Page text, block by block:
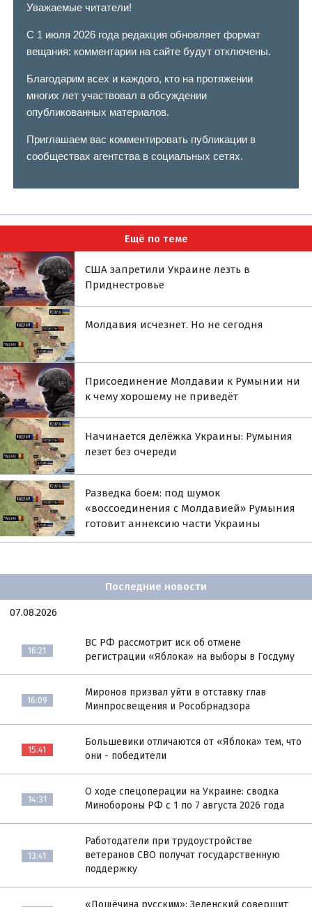
Уважаемые читатели!
С 1 июля 2026 года редакция обновляет формат
вещания: комментарии на сайте будут отключены.
Благодарим всех и каждого, кто на протяжении
многих лет участвовал в обсуждении
опубликованных материалов.
Приглашаем вас комментировать публикации в
сообществах агентства в социальных сетях.
Ещё по теме
США запретили Украине лезть в
Приднестровье
Молдавия исчезнет. Но не сегодня
Присоединение Молдавии к Румынии ни
к чему хорошему не приведёт
Начинается делёжка Украины: Румыния
лезет без очереди
Разведка боем: под шумок
«воссоединения с Молдавией» Румыния
готовит аннексию части Украины
Последние новости
07.08.2026
16:21
ВС РФ рассмотрит иск об отмене
регистрации «Яблока» на выборы в Госдуму
16:09
Миронов призвал уйти в отставку глав
Минпросвещения и Рособрнадзора
15:41
Большевики отличаются от «Яблока» тем, что
они - победители
14:31
О ходе спецоперации на Украине: сводка
Минобороны РФ с 1 по 7 августа 2026 года
13:41
Работодатели при трудоустройстве
ветеранов СВО получат государственную
поддержку
«Пощёчина русским»: Зеленский совершит